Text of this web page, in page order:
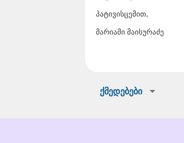
პატივისცემით,
მარიამი მაისურაძე
ქმედებები